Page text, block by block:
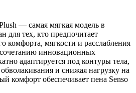
— самая мягкая модель в
для тех, кто предпочитает
комфорта, мягкости и расслабления
инновационных
адаптируется под контуры тела,
обволакивания и снижая нагрузку на
комфорт обеспечивает пена Senso